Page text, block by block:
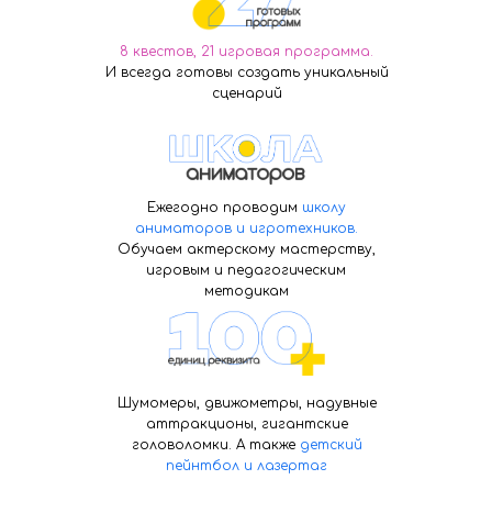
8 квестов, 21 игровая программа.
И всегда готовы создать уникальный
сценарий
Шумомеры, движометры, надувные
аттракционы, гигантские
головоломки. А также детский
пейнтбол и лазертаг
Ежегодно проводим школу
аниматоров и игротехников.
Обучаем актерскому мастерству,
игровым и педагогическим
методикам